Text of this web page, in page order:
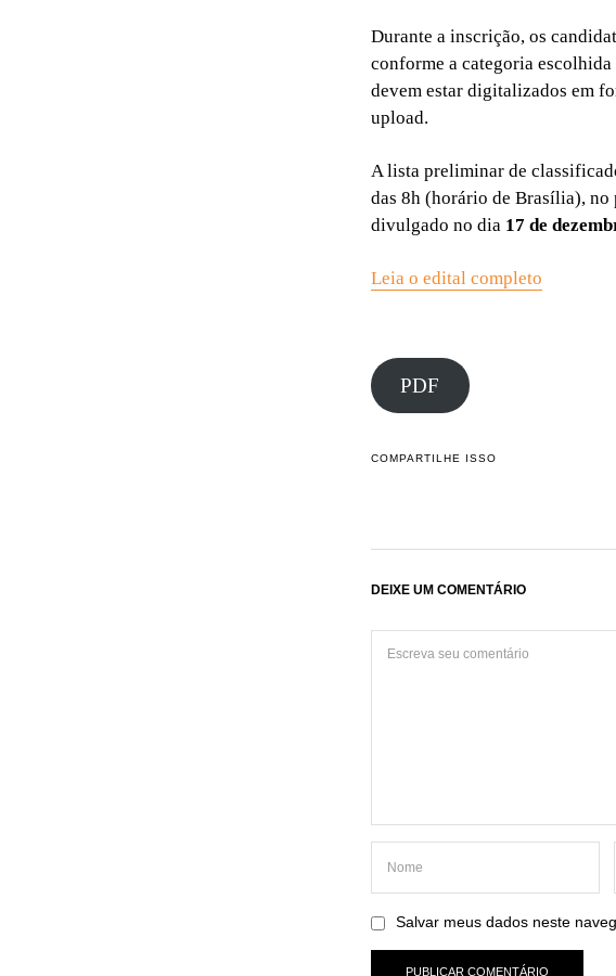
Durante a inscrição, os
conforme a categoria
devem estar digitalizados em
upload.
A lista preliminar de
das 8h (horário de Brasília), no
divulgado no dia 17 de
Leia o edital completo
PDF
COMPARTILHE ISSO
DEIXE UM COMENTÁRIO
Salvar meus dados neste